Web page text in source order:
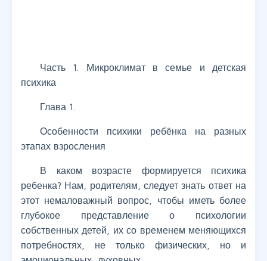
Часть 1. Микроклимат в семье и детская
психика
Глава 1.
Особенности психики ребёнка на разных
этапах взросления
В каком возрасте формируется психика
ребенка? Нам, родителям, следует знать ответ на
этот немаловажный вопрос, чтобы иметь более
глубокое представление о психологии
собственных детей, их со временем меняющихся
потребностях, не только физических, но и